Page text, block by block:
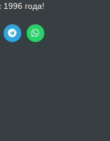
1996 года!